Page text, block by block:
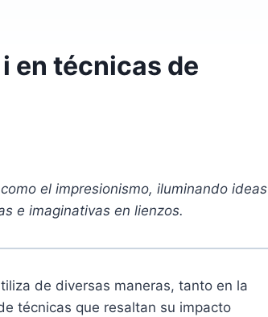
en técnicas de
el impresionismo, iluminando ideas
e imaginativas en lienzos.
de diversas maneras, tanto en la
técnicas que resaltan su impacto